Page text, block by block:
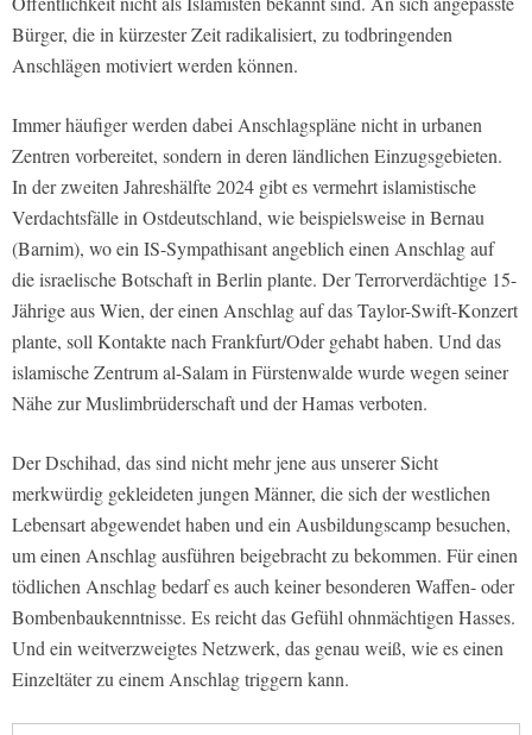
Bürger, die in kürzester Zeit radikalisiert, zu todbringenden
Anschlägen motiviert werden können.
Immer häufiger werden dabei Anschlagspläne nicht in urbanen
Zentren vorbereitet, sondern in deren ländlichen Einzugsgebieten.
In der zweiten Jahreshälfte 2024 gibt es vermehrt islamistische
Verdachtsfälle in Ostdeutschland, wie beispielsweise in Bernau
(Barnim), wo ein IS-Sympathisant angeblich einen Anschlag auf
die israelische Botschaft in Berlin plante. Der Terrorverdächtige 15-
Jährige aus Wien, der einen Anschlag auf das Taylor-Swift-Konzert
plante, soll Kontakte nach Frankfurt/Oder gehabt haben. Und das
islamische Zentrum al-Salam in Fürstenwalde wurde wegen seiner
Nähe zur Muslimbrüderschaft und der Hamas verboten.
Der Dschihad, das sind nicht mehr jene aus unserer Sicht
merkwürdig gekleideten jungen Männer, die sich der westlichen
Lebensart abgewendet haben und ein Ausbildungscamp besuchen,
um einen Anschlag ausführen beigebracht zu bekommen. Für einen
tödlichen Anschlag bedarf es auch keiner besonderen Waffen- oder
Bombenbaukenntnisse. Es reicht das Gefühl ohnmächtigen Hasses.
Und ein weitverzweigtes Netzwerk, das genau weiß, wie es einen
Einzeltäter zu einem Anschlag triggern kann.